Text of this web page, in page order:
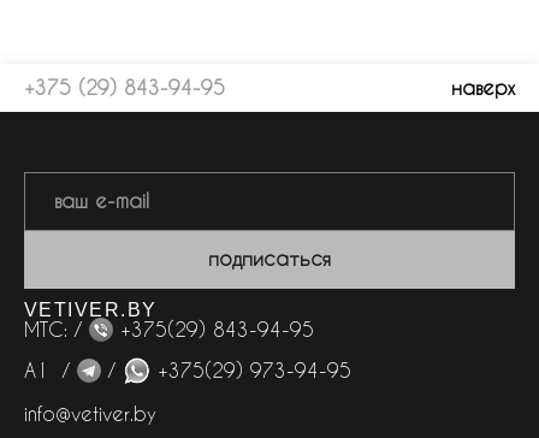
+375 (29) 843-94-95 наверх
подписаться
VETIVER.BY
МТС: /
+375(29) 843-94-95
А1 /
/
+375(29) 973-94-95
info@vetiver.by